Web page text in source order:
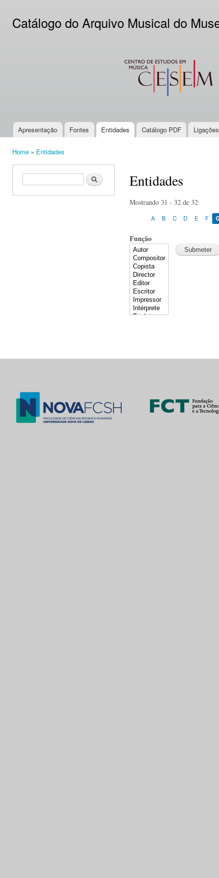
Catálogo do Arquivo Musical do
CESEM
Main menu
Apresentação Fontes Entidades Catálogo PDF
Home » Entidades
Search form Search Entidades
Mostrando 31 - 32 de 32
A B C D E F
Função